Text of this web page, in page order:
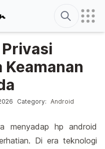
Search
Posted in
Category: Android
menyadap hp android
Di era teknologi